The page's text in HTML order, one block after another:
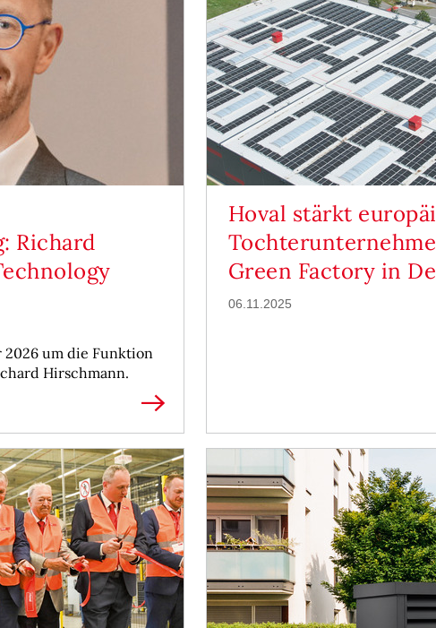
Richard
2026 um die Funktion
Hirschmann.
Hoval stärkt
Green Factory in
06.11.2025